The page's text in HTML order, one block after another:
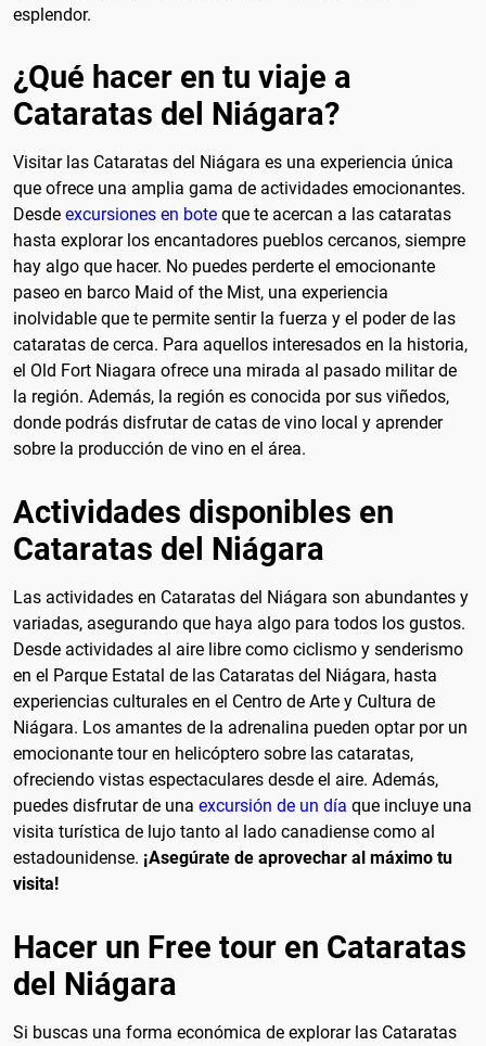
esplendor.
¿Qué hacer en tu viaje a
Cataratas del Niágara?
Visitar las Cataratas del Niágara es una experiencia única
que ofrece una amplia gama de actividades emocionantes.
Desde excursiones en bote que te acercan a las cataratas
hasta explorar los encantadores pueblos cercanos, siempre
hay algo que hacer. No puedes perderte el emocionante
paseo en barco Maid of the Mist, una experiencia
inolvidable que te permite sentir la fuerza y el poder de las
cataratas de cerca. Para aquellos interesados en la historia,
el Old Fort Niagara ofrece una mirada al pasado militar de
la región. Además, la región es conocida por sus viñedos,
donde podrás disfrutar de catas de vino local y aprender
sobre la producción de vino en el área.
Actividades disponibles en
Cataratas del Niágara
Las actividades en Cataratas del Niágara son abundantes y
variadas, asegurando que haya algo para todos los gustos.
Desde actividades al aire libre como ciclismo y senderismo
en el Parque Estatal de las Cataratas del Niágara, hasta
experiencias culturales en el Centro de Arte y Cultura de
Niágara. Los amantes de la adrenalina pueden optar por un
emocionante tour en helicóptero sobre las cataratas,
ofreciendo vistas espectaculares desde el aire. Además,
puedes disfrutar de una excursión de un día que incluye una
visita turística de lujo tanto al lado canadiense como al
estadounidense. ¡Asegúrate de aprovechar al máximo tu
visita!
Hacer un Free tour en Cataratas
del Niágara
Si buscas una forma económica de explorar las Cataratas